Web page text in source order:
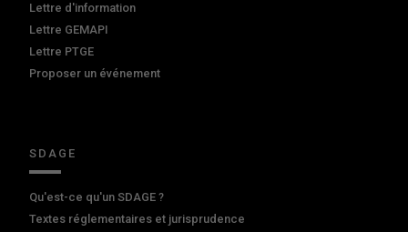
Lettre d'information
Lettre GEMAPI
Lettre PTGE
Proposer un événement
SDAGE
Qu'est-ce qu'un SDAGE ?
Textes réglementaires et jurisprudence